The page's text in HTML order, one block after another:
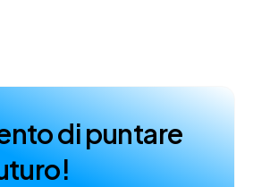
ntodipuntare
turo!